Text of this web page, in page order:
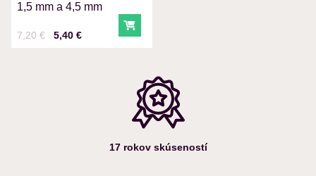
1,5 mm a 4,5 mm
Cena s DPH
5,40 €
Pred zľavou:
7,20 € Do košíka
17 rokov skúseností